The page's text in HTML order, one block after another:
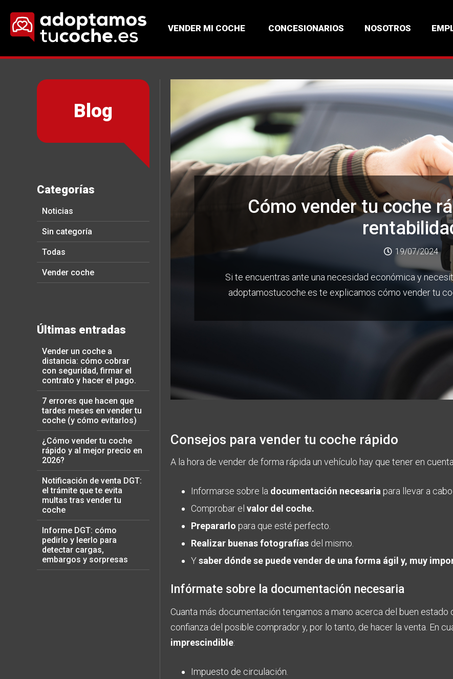
VENDER MI COCHE CONCESIONARIOS NOSOTROS
Blog
Categorías
Noticias
Sin categoría
Todas
Vender coche
Últimas entradas
Vender un coche a
distancia: cómo cobrar
con seguridad, firmar el
contrato y hacer el pago.
7 errores que hacen que
tardes meses en vender tu
coche (y cómo evitarlos)
¿Cómo vender tu coche
rápido y al mejor precio en
2026?
Notificación de venta DGT:
el trámite que te evita
multas tras vender tu
coche
Informe DGT: cómo
pedirlo y leerlo para
detectar cargas,
embargos y sorpresas
Cómo vender tu coche
19/07/2024
Si te encuentras ante una necesidad económica y
adoptamostucoche.es te explicamos cómo vender tu
Consejos para vender tu coche rápido
A la hora de vender de forma rápida un vehículo hay que tener en
Informarse sobre la documentación necesaria para llevar a
Comprobar el valor del coche.
Prepararlo para que esté perfecto.
Realizar buenas fotografías del mismo.
Ysaber dónde se puede vender de una forma ágil y, muy
Infórmate sobre la documentación necesaria
Cuanta más documentación tengamos a mano acerca del buen
confianza del posible comprador y, por lo tanto, de hacer la venta. En
imprescindible:
Impuesto de circulación.